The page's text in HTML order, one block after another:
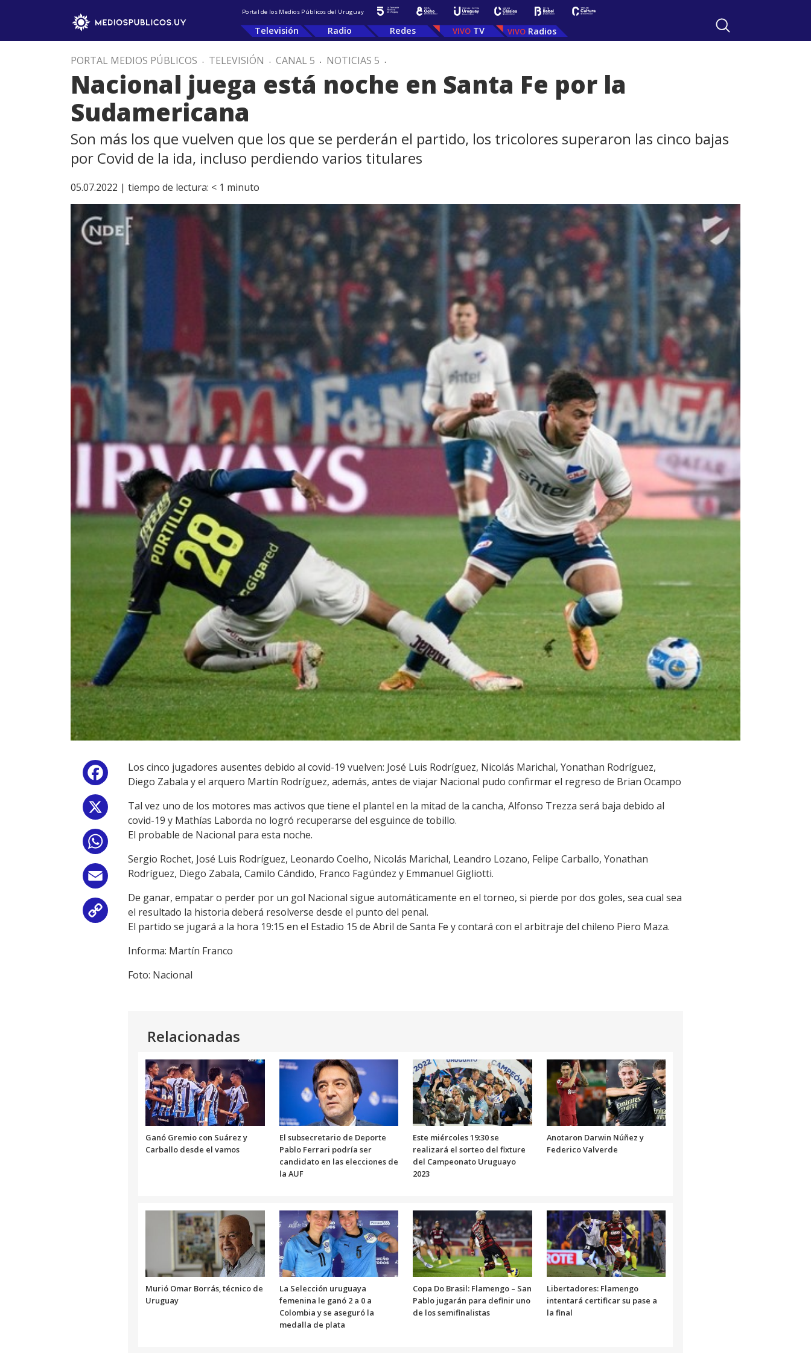
Portal de los Medios Públicos del Uruguay
Televisión Radio Redes TV Radios
PORTAL MEDIOS PÚBLICOS . TELEVISIÓN . CANAL 5 . NOTICIAS 5 .
Nacional juega está noche en Santa Fe por la
Sudamericana
Son más los que vuelven que los que se perderán el partido, los tricolores superaron las cinco bajas
por Covid de la ida, incluso perdiendo varios titulares
05.07.2022 | tiempo de lectura: < 1 minuto
Facebook
WhatsApp
Email
Copy
Los cinco jugadores ausentes debido al covid-19 vuelven: José Luis Rodríguez, Nicolás Marichal, Yonathan Rodríguez,
Diego Zabala y el arquero Martín Rodríguez, además, antes de viajar Nacional pudo confirmar el regreso de Brian Ocampo
Tal vez uno de los motores mas activos que tiene el plantel en la mitad de la cancha, Alfonso Trezza será baja debido al
covid-19 y Mathías Laborda no logró recuperarse del esguince de tobillo.
El probable de Nacional para esta noche.
Sergio Rochet, José Luis Rodríguez, Leonardo Coelho, Nicolás Marichal, Leandro Lozano, Felipe Carballo, Yonathan
Rodríguez, Diego Zabala, Camilo Cándido, Franco Fagúndez y Emmanuel Gigliotti.
De ganar, empatar o perder por un gol Nacional sigue automáticamente en el torneo, si pierde por dos goles, sea cual sea
el resultado la historia deberá resolverse desde el punto del penal.
El partido se jugará a la hora 19:15 en el Estadio 15 de Abril de Santa Fe y contará con el arbitraje del chileno Piero Maza.
Informa: Martín Franco
Foto: Nacional
Relacionadas
Ganó Gremio con Suárez y
Carballo desde el vamos
El subsecretario de Deporte
Pablo Ferrari podría ser
candidato en las elecciones de
la AUF
Este miércoles 19:30 se
realizará el sorteo del fixture
del Campeonato Uruguayo
2023
Anotaron Darwin Núñez y
Federico Valverde
Murió Omar Borrás, técnico de
Uruguay
La Selección uruguaya
femenina le ganó 2 a 0 a
Colombia y se aseguró la
medalla de plata
Copa Do Brasil: Flamengo – San
Pablo jugarán para definir uno
de los semifinalistas
Libertadores: Flamengo
intentará certificar su pase a
la final